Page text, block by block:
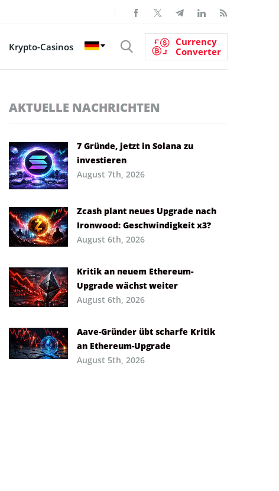
Krypto-Casinos
Currency
Converter
AKTUELLE NACHRICHTEN
7 Gründe, jetzt in Solana zu
investieren
August 7th, 2026
Zcash plant neues Upgrade nach
Ironwood: Geschwindigkeit x3?
August 6th, 2026
Kritik an neuem Ethereum-
Upgrade wächst weiter
August 6th, 2026
Aave-Gründer übt scharfe Kritik
an Ethereum-Upgrade
August 5th, 2026